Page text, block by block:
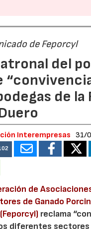
de Feporcyl
del
de la
Interempresas 31/
de
de Ganado
reclama
diferentes sectores